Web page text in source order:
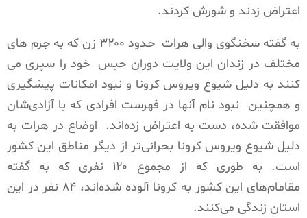
اعتراض زدند و شورش کردند.
به گفته سخنگوی والی هرات
حدود ۳۲۰۰ زن که به جرم های
مختلف در زندان این ولایت دوران حبس خود را سپری می
کنند به دلیل شیوع ویروس کرونا و نبود امکانات پیشگیری
و همچنین نبود نام آنها در فهرست افرادی که با آزادی‌شان
موافقت شده، دست به اعتراض زده‌اند. اوضاع در هرات به
دلیل شیوع ویروس کرونا بحرانی‌تر از دیگر مناطق این کشور
است. به طوری که از مجموع ۱۲۰ نفری که به گفته
مقامام‌های این کشور به کرونا آلوده شده‌اند، ۸۴ نفر در این
استان زندگی می‌کنند.